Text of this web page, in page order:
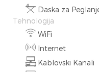
Daska za
Tehnologija
WiFi
Internet
Kablovski Kanali